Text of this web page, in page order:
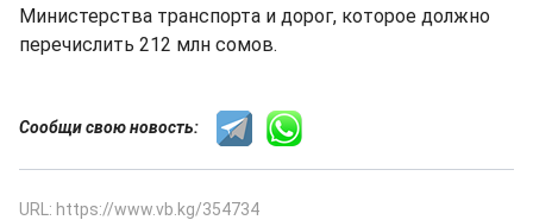
Министерства транспорта и дорог, которое должно
перечислить 212 млн сомов.
Сообщи свою новость:
URL: https://www.vb.kg/354734